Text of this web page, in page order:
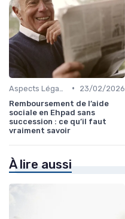
•
23/02/2026
Remboursement de l’aide
sociale en Ehpad sans
succession : ce qu’il faut
vraiment savoir
À lire aussi